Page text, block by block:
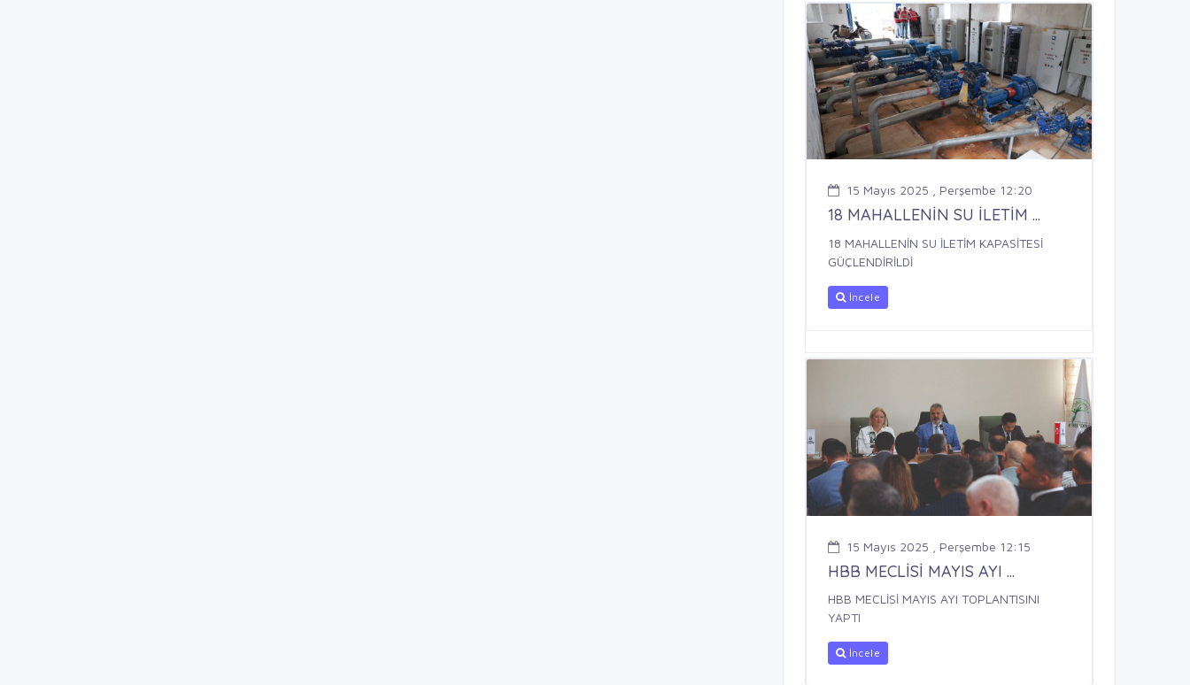
15 Mayıs 2025 , Perşembe 12:20
18 MAHALLENİN SU İLETİM ...
18 MAHALLENİN SU İLETİM KAPASİTESİ
GÜÇLENDİRİLDİ
İncele
15 Mayıs 2025 , Perşembe 12:15
HBB MECLİSİ MAYIS AYI ...
HBB MECLİSİ MAYIS AYI TOPLANTISINI
YAPTI
İncele